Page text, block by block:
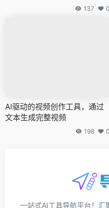
137 0
AI驱动的视频创作工具，通过
文本生成完整视频
198 0
一站式AI工具导航平台！